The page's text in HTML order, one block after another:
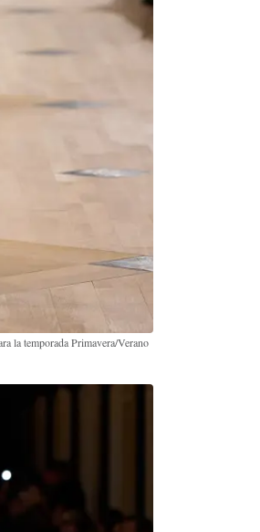
la temporada Primavera/Verano